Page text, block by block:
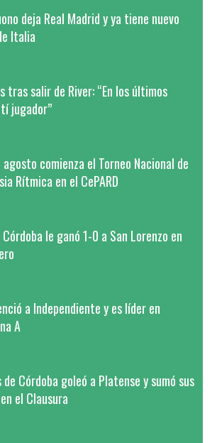
deja Real Madrid y ya tiene nuevo
Italia
tras salir de River: “En los últimos
jugador”
comienza el Torneo Nacional de
Rítmica en el CePARD
le ganó 1-0 a San Lorenzo en
a Independiente y es líder en
A
de Córdoba goleó a Platense y sumó sus
el Clausura